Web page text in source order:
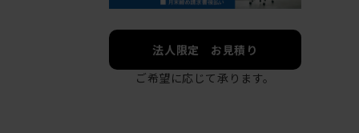
法人限定 お見積り
ご希望に応じて承ります。